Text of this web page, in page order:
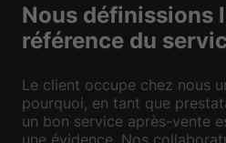
Nous définissions
référence du
Le client occupe chez nous
pourquoi, en tant que
un bon service après-vente
une évidence. Nos